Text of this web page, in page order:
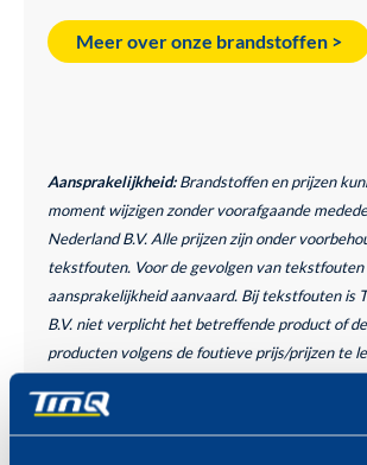
Meer over onze brandstoffen >
Aansprakelijkheid:Brandstoffen en prijzen
moment wijzigen zonder voorafgaande
Nederland B.V. Alle prijzen zijn onder
tekstfouten. Voor de gevolgen van
aansprakelijkheid aanvaard. Bij tekstfouten is
B.V. niet verplicht het betreffende product of
producten volgens de foutieve prijs/prijzen te